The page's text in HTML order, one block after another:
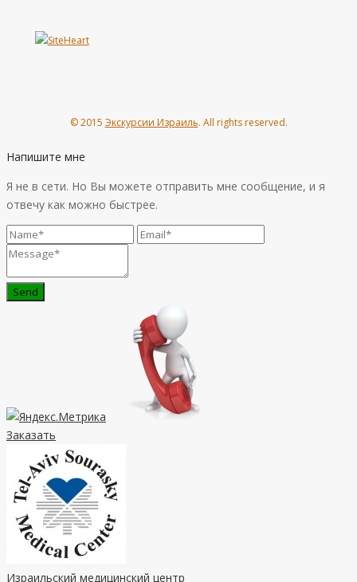
© 2015 Экскурсии Израиль. All rights reserved.
Напишите мне
Я не в сети. Но Вы можете отправить мне сообщение, и я
отвечу как можно быстрее.
Send
Заказать
Израильский медицинский центр